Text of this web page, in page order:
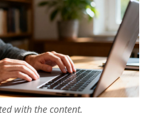
with the content.